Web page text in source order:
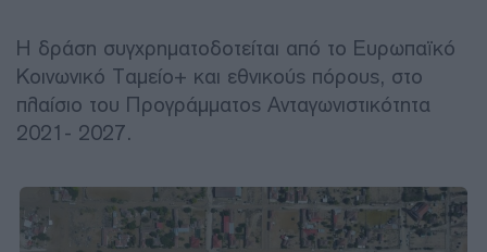
Η δράση συγχρηματοδοτείται από το Ευρωπαϊκό
Κοινωνικό Ταμείο+ και εθνικούς πόρους, στο
πλαίσιο του Προγράμματος Ανταγωνιστικότητα
2021- 2027.